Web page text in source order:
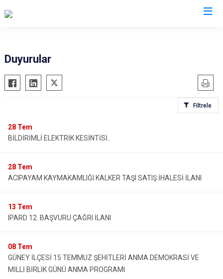
Acıpayam
Pamukkale
Baklan
Bekilli
Bozkurt
Çal
Çameli
Duyurular
Filtrele
28 Tem
BİLDİRİMLİ ELEKTRİK KESİNTİSİ..
28 Tem
ACIPAYAM KAYMAKAMLIĞI KALKER TAŞI SATIŞ İHALESİ İLANI
13 Tem
IPARD 12. BAŞVURU ÇAĞRI İLANI
08 Tem
GÜNEY İLÇESİ 15 TEMMUZ ŞEHİTLERİ ANMA DEMOKRASİ VE
MİLLİ BİRLİK GÜNÜ ANMA PROGRAMI